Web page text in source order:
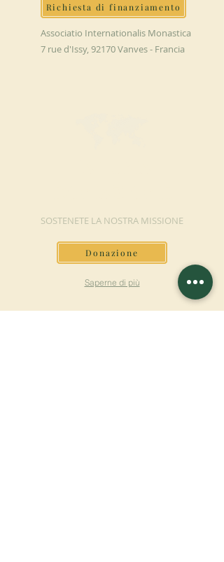
Richiesta di finanziamento
Associatio Internationalis Monastica
7 rue d'Issy, 92170 Vanves - Francia
SOSTENETE LA NOSTRA MISSIONE
Donazione
Saperne di più